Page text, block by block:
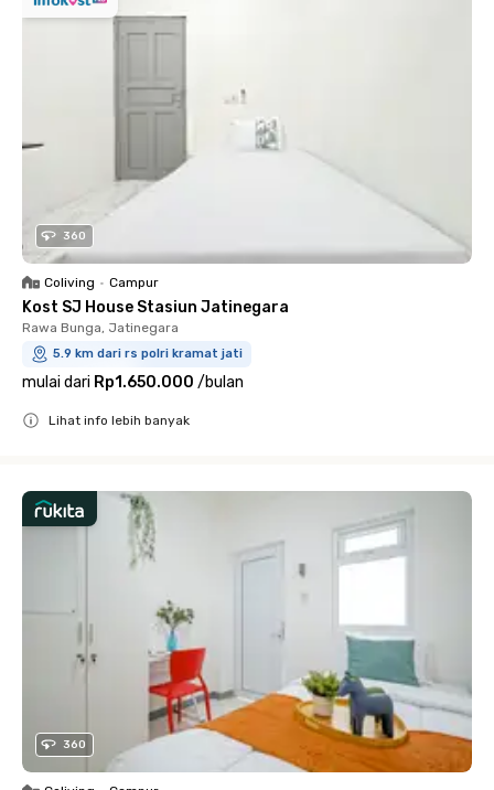
360
Coliving • Campur
Kost SJ House Stasiun Jatinegara
Rawa Bunga, Jatinegara
5.9 km dari rs polri kramat jati
mulai dari Rp1.650.000 /bulan
Lihat info lebih banyak
360